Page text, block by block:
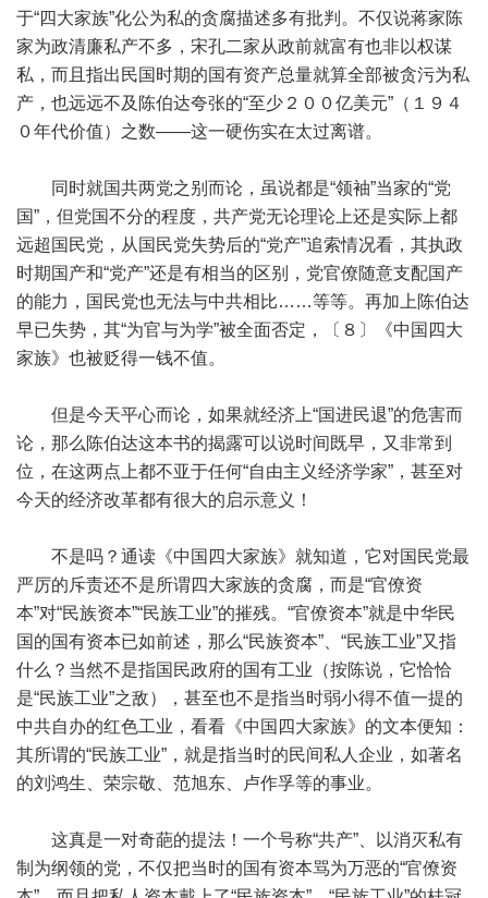
于“四大家族”化公为私的贪腐描述多有批判。不仅说蒋家陈
家为政清廉私产不多，宋孔二家从政前就富有也非以权谋
私，而且指出民国时期的国有资产总量就算全部被贪污为私
产，也远远不及陈伯达夸张的“至少２００亿美元”（１９４
０年代价值）之数——这一硬伤实在太过离谱。
同时就国共两党之别而论，虽说都是“领袖”当家的“党
国”，但党国不分的程度，共产党无论理论上还是实际上都
远超国民党，从国民党失势后的“党产”追索情况看，其执政
时期国产和“党产”还是有相当的区别，党官僚随意支配国产
的能力，国民党也无法与中共相比……等等。再加上陈伯达
早已失势，其“为官与为学”被全面否定，〔８〕《中国四大
家族》也被贬得一钱不值。
但是今天平心而论，如果就经济上“国进民退”的危害而
论，那么陈伯达这本书的揭露可以说时间既早，又非常到
位，在这两点上都不亚于任何“自由主义经济学家”，甚至对
今天的经济改革都有很大的启示意义！
不是吗？通读《中国四大家族》就知道，它对国民党最
严厉的斥责还不是所谓四大家族的贪腐，而是“官僚资
本”对“民族资本”“民族工业”的摧残。“官僚资本”就是中华民
国的国有资本已如前述，那么“民族资本”、“民族工业”又指
什么？当然不是指国民政府的国有工业（按陈说，它恰恰
是“民族工业”之敌），甚至也不是指当时弱小得不值一提的
中共自办的红色工业，看看《中国四大家族》的文本便知：
其所谓的“民族工业”，就是指当时的民间私人企业，如著名
的刘鸿生、荣宗敬、范旭东、卢作孚等的事业。
这真是一对奇葩的提法！一个号称“共产”、以消灭私有
制为纲领的党，不仅把当时的国有资本骂为万恶的“官僚资